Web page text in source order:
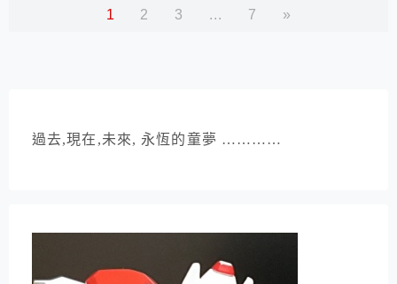
1 2 3 ... 7 »
過去,現在,未來, 永恆的童夢 …………